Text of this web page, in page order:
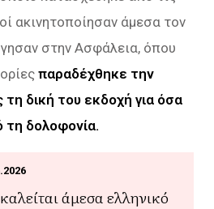
ακινητοποίησαν άμεσα τον
στην Ασφάλεια, όπου
παραδέχθηκε την
τη δική του εκδοχή για όσα
τη δολοφονία.
άμεσα ελληνικό